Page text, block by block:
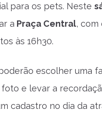
para os pets. Neste
a Praça Central, com
às 16h30.
escolher uma
e levar a
cadastro no dia da